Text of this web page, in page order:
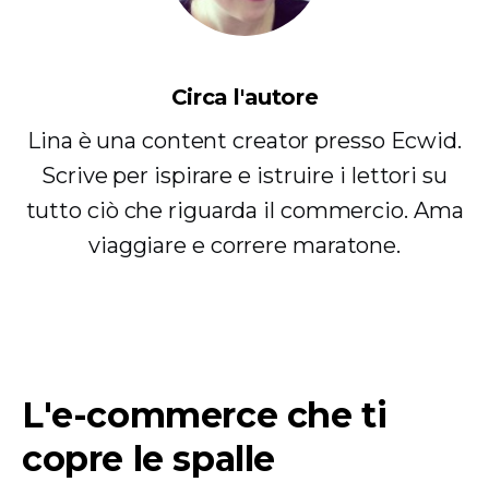
Circa l'autore
Lina è una content creator presso Ecwid.
Scrive per ispirare e istruire i lettori su
tutto ciò che riguarda il commercio. Ama
viaggiare e correre maratone.
L'e-commerce che ti
copre le spalle